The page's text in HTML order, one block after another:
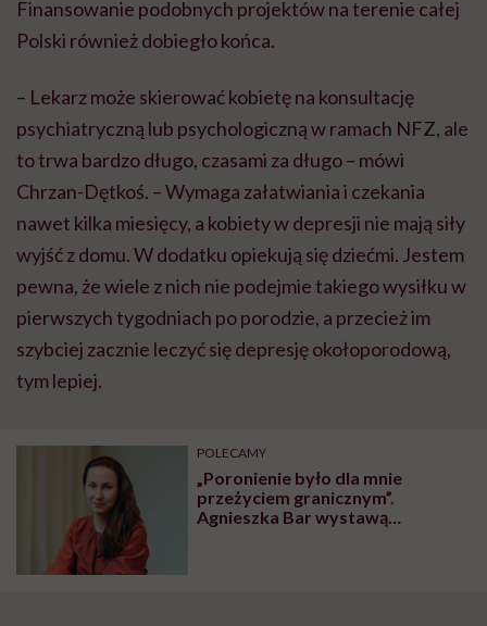
Finansowanie podobnych projektów na terenie całej
Polski również dobiegło końca.
– Lekarz może skierować kobietę na konsultację
psychiatryczną lub psychologiczną w ramach NFZ, ale
to trwa bardzo długo, czasami za długo – mówi
Chrzan-Dętkoś. – Wymaga załatwiania i czekania
nawet kilka miesięcy, a kobiety w depresji nie mają siły
wyjść z domu. W dodatku opiekują się dziećmi. Jestem
pewna, że wiele z nich nie podejmie takiego wysiłku w
pierwszych tygodniach po porodzie, a przecież im
szybciej zacznie leczyć się depresję okołoporodową,
tym lepiej.
POLECAMY
„Poronienie było dla mnie
przeżyciem granicznym”.
Agnieszka Bar wystawą